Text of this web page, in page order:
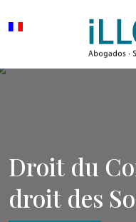
Droit du
droit des